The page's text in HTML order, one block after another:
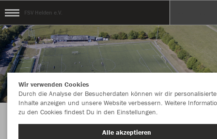
FSV Helden e.V.
TEAMSHOP - FSV Helden e.V.
Wir verwenden Cookies
Durch die Analyse der Besucherdaten können wir dir personalisierte
Inhalte anzeigen und unsere Website verbessern. Weitere
zu den Cookies findest Du in den Einstellungen.
Alle akzeptieren